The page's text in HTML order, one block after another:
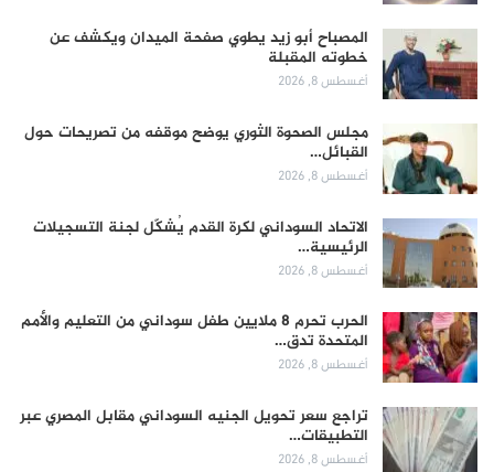
المصباح أبو زيد يطوي صفحة الميدان ويكشف عن
خطوته المقبلة
أغسطس 8, 2026
مجلس الصحوة الثوري يوضح موقفه من تصريحات حول
القبائل…
أغسطس 8, 2026
الاتحاد السوداني لكرة القدم يُشكّل لجنة التسجيلات
الرئيسية…
أغسطس 8, 2026
الحرب تحرم 8 ملايين طفل سوداني من التعليم والأمم
المتحدة تدق…
أغسطس 8, 2026
تراجع سعر تحويل الجنيه السوداني مقابل المصري عبر
التطبيقات…
أغسطس 8, 2026